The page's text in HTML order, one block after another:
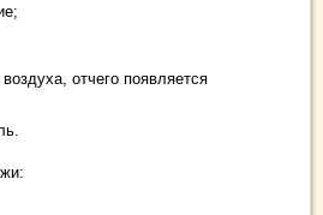
отчего появляется